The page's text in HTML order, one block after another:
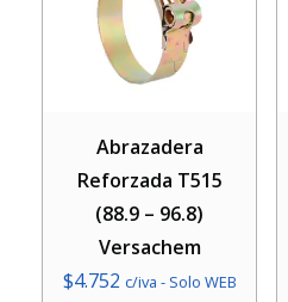
Abrazadera
Reforzada T515
(88.9 – 96.8)
Versachem
$4.752 c/iva - Solo WEB